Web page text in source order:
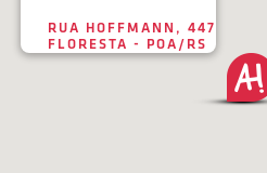
RUA HOFFMANN, 447
FLORESTA - POA/RS